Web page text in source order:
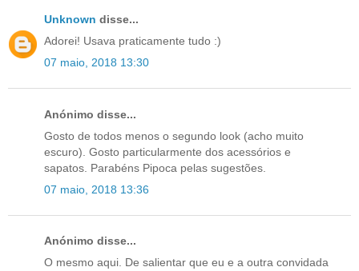
Unknown disse...
Adorei! Usava praticamente tudo :)
07 maio, 2018 13:30
Anónimo disse...
Gosto de todos menos o segundo look (acho muito
escuro). Gosto particularmente dos acessórios e
sapatos. Parabéns Pipoca pelas sugestões.
07 maio, 2018 13:36
Anónimo disse...
O mesmo aqui. De salientar que eu e a outra convidada